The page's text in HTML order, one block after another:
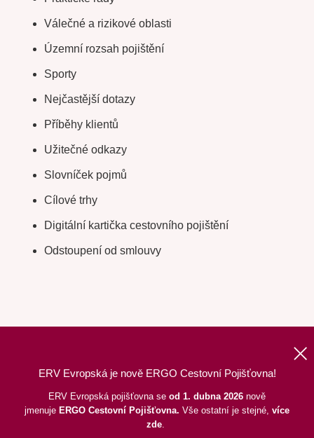
ERV Evropská je nově ERGO Cestovní Pojišťovna!
ERV Evropská pojišťovna se od 1. dubna 2026 nově
jmenuje ERGO Cestovní Pojišťovna. Vše ostatní je stejné, více
zde.
Válečné a rizikové oblasti
Územní rozsah pojištění
Sporty
Nejčastější dotazy
Příběhy klientů
Užitečné odkazy
Slovníček pojmů
Cílové trhy
Digitální kartička cestovního pojištění
Odstoupení od smlouvy
©2026 ERGO Cestovní Pojišťovna, a. s., pod dohledem ČNB